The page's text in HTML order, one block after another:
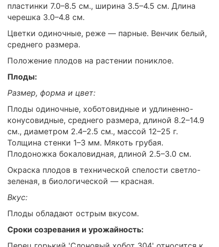
пластинки 7.0–8.5 см., ширина 3.5–4.5 см. Длина
черешка 3.0–4.8 см.
Цветки одиночные, реже — парные. Венчик белый,
среднего размера.
Положение плодов на растении пониклое.
Плоды:
Размер, форма и цвет:
Плоды одиночные, хоботовидные и удлиненно-
конусовидные, среднего размера, длиной 8.2–14.9
см., диаметром 2.4–2.5 см., массой 12–25 г.
Толщина стенки 1–3 мм. Мякоть грубая.
Плодоножка бокаловидная, длиной 2.5–3.0 см.
Окраска плодов в технической спелости светло-
зеленая, в биологической — красная.
Вкус:
Плоды обладают острым вкусом.
Сроки созревания и урожайность: